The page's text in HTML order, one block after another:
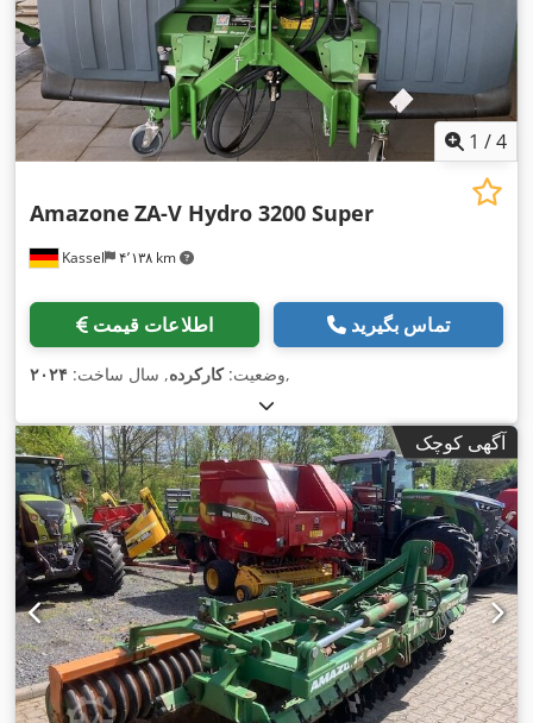
1 /4
Kassel ۴٬۱۳۸ km
Amazone ZA-V Hydro 3200 Super
اطلاعات قیمت تماس بگیرید
وضعیت:کارکرده, سال ساخت: ۲۰۲۴ ,
آگهی کوچک